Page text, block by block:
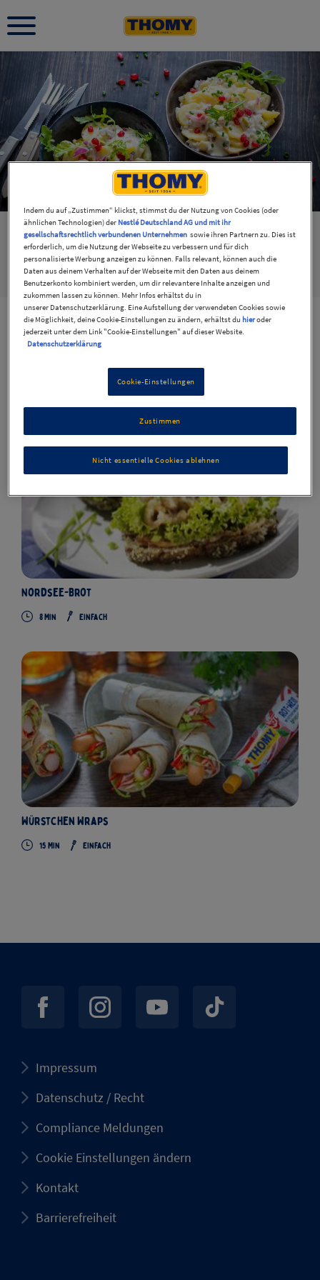
Rezepte 2 Produkte 1 Thomy 1
Filter Sortierung
Nordsee-Brot
8 Min Einfach
Würstchen Wraps
15 Min Einfach
Impressum
Datenschutz / Recht
Compliance Meldungen
Cookie Einstellungen ändern
Kontakt
Barrierefreiheit
Indem du auf „Zustimmen“ klickst, stimmst du der Nutzung von Cookies (oder
ähnlichen Technologien) der Nestlé Deutschland AG und mit ihr
gesellschaftsrechtlich verbundenen Unternehmen sowie ihren Partnern zu. Dies ist
erforderlich, um die Nutzung der Webseite zu verbessern und für dich
personalisierte Werbung anzeigen zu können. Falls relevant, können auch die
Daten aus deinem Verhalten auf der Webseite mit den Daten aus deinem
Benutzerkonto kombiniert werden, um dir relevantere Inhalte anzeigen und
zukommen lassen zu können. Mehr Infos erhältst du in
unserer Datenschutzerklärung. Eine Aufstellung der verwendeten Cookies sowie
die Möglichkeit, deine Cookie-Einstellungen zu ändern, erhältst du hieroder
jederzeit unter dem Link "Cookie-Einstellungen" auf dieser Website.
Datenschutzerklärung
Cookie-Einstellungen
Nicht essentielle Cookies ablehnen
Zustimmen